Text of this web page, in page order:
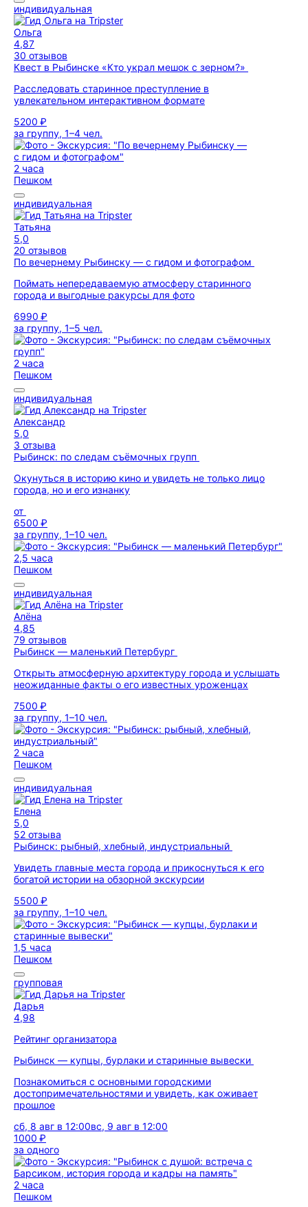
индивидуальная
Ольга
4,87
30 отзывов
Квест в Рыбинске «Кто украл мешок с зерном?»
Расследовать старинное преступление в
увлекательном интерактивном формате
5200 ₽
за группу, 1–4 чел.
2 часа
Пешком
индивидуальная
Татьяна
5,0
20 отзывов
По вечернему Рыбинску — с гидом и фотографом
Поймать непередаваемую атмосферу старинного
города и выгодные ракурсы для фото
6990 ₽
за группу, 1–5 чел.
2 часа
Пешком
индивидуальная
Александр
5,0
3 отзыва
Рыбинск: по следам съёмочных групп
Окунуться в историю кино и увидеть не только лицо
города, но и его изнанку
от
6500 ₽
за группу, 1–10 чел.
2,5 часа
Пешком
индивидуальная
Алёна
4,85
79 отзывов
Рыбинск — маленький Петербург
Открыть атмосферную архитектуру города и услышать
неожиданные факты о его известных уроженцах
7500 ₽
за группу, 1–10 чел.
2 часа
Пешком
индивидуальная
Елена
5,0
52 отзыва
Рыбинск: рыбный, хлебный, индустриальный
Увидеть главные места города и прикоснуться к его
богатой истории на обзорной экскурсии
5500 ₽
за группу, 1–10 чел.
1,5 часа
Пешком
групповая
Дарья
4,98
Рейтинг организатора
Рыбинск — купцы, бурлаки и старинные вывески
Познакомиться с основными городскими
достопримечательностями и увидеть, как оживает
прошлое
сб, 8 авг в 12:00вс, 9 авг в 12:00
1000 ₽
за одного
2 часа
Пешком